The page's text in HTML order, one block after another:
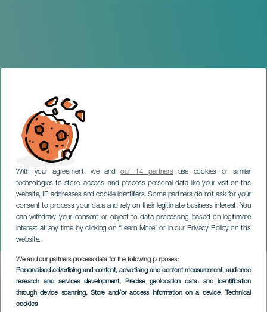
With your agreement, we andour 14 partnersuse cookies or similar
technologies to store, access, and process personal data like your visit on this
website, IP addresses and cookie identifiers. Some partners do not ask for your
consent to process your data and rely on their legitimate business interest. You
can withdraw your consent or object to data processing based on legitimate
interest at any time by clicking on “Learn More” or in our Privacy Policy on this
website.
We and our partners process data for the following purposes:
Personalised advertising and content, advertising and content measurement, audience
research and services development, Precise geolocation data, and identification
through device scanning, Store and/or access information on a device, Technical
cookies
Canarias Improvisa
TENERIFE
Imagen
Listado